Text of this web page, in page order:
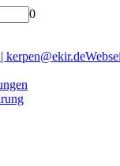
0
kerpen@ekir.de